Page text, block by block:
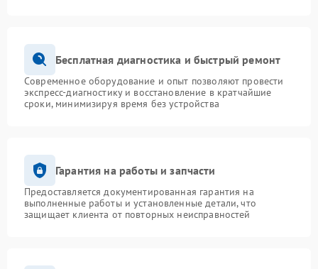
Бесплатная диагностика и быстрый ремонт
Современное оборудование и опыт позволяют провести
экспресс-диагностику и восстановление в кратчайшие
сроки, минимизируя время без устройства
Гарантия на работы и запчасти
Предоставляется документированная гарантия на
выполненные работы и установленные детали, что
защищает клиента от повторных неисправностей